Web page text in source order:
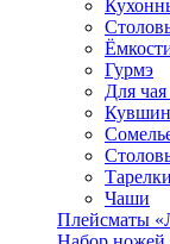
Гурмэ
Для
Тарелки
Чаши
Плейсматы